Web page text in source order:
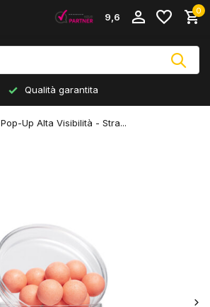
9,6
0
Qualità garantita
Pop-Up Alta Visibilità - Stra...